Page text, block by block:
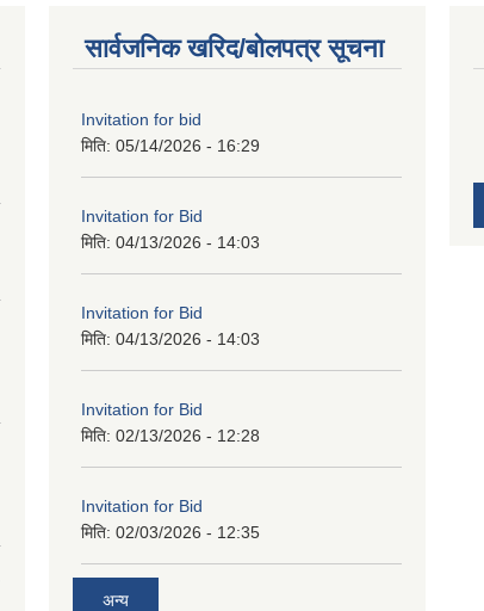
सार्वजनिक खरिद/बोलपत्र सूचना
Invitation for bid
मिति: 05/14/2026 - 16:29
Invitation for Bid
मिति: 04/13/2026 - 14:03
Invitation for Bid
मिति: 04/13/2026 - 14:03
Invitation for Bid
मिति: 02/13/2026 - 12:28
Invitation for Bid
मिति: 02/03/2026 - 12:35
अन्य